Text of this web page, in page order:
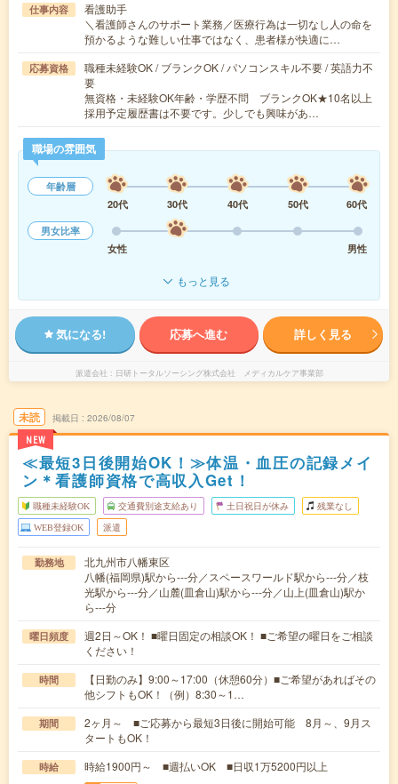
仕事内容
看護助手
＼看護師さんのサポート業務／医療行為は一切なし人の命を
預かるような難しい仕事ではなく、患者様が快適に…
応募資格
職種未経験OK / ブランクOK / パソコンスキル不要 / 英語力不
要
無資格・未経験OK年齢・学歴不問 ブランクOK★10名以上
採用予定履歴書は不要です。少しでも興味があ…
職場の雰囲気
年齢層
20代
30代 40代 50代
60代
男女比率
女性
男性
もっと見る
気になる! 応募へ進む 詳しく見る
派遣会社 日研トータルソーシング株式会社 メディカルケア事業部
未読
NEW
掲載日 2026/08/07
≪最短3日後開始OK！≫体温・血圧の記録メイ
ン＊看護師資格で高収入Get！
職種未経験OK 交通費別途支給あり 土日祝日が休み 残業なし
WEB登録OK 派遣
勤務地
北九州市八幡東区
八幡(福岡県)駅から---分／スペースワールド駅から---分／枝
光駅から---分／山麓(皿倉山)駅から---分／山上(皿倉山)駅か
ら---分
曜日頻度
週2日～OK！ ■曜日固定の相談OK！ ■ご希望の曜日をご相談
ください！
時間
【日勤のみ】9:00～17:00（休憩60分）■ご希望があればその
他シフトもOK！（例）8:30～1…
期間
2ヶ月～ ■ご応募から最短3日後に開始可能 8月～、9月ス
タートもOK！
時給 時給1900円～ ■週払いOK ■日収1万5200円以上